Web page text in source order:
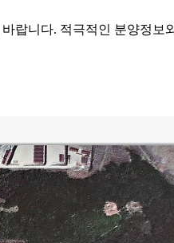
랍니다. 적극적인 분양정보